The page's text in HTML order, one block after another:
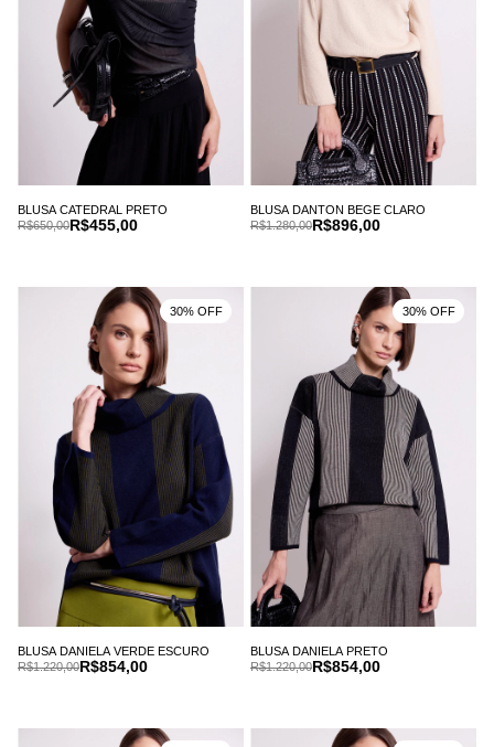
BLUSA CATEDRAL PRETO
R$455,00
R$650,00
BLUSA DANTON BEGE CLARO
R$896,00
R$1.280,00
BLUSA DANIELA VERDE ESCURO
R$854,00
R$1.220,00
30% OFF
BLUSA DANIELA PRETO
R$854,00
R$1.220,00
30% OFF